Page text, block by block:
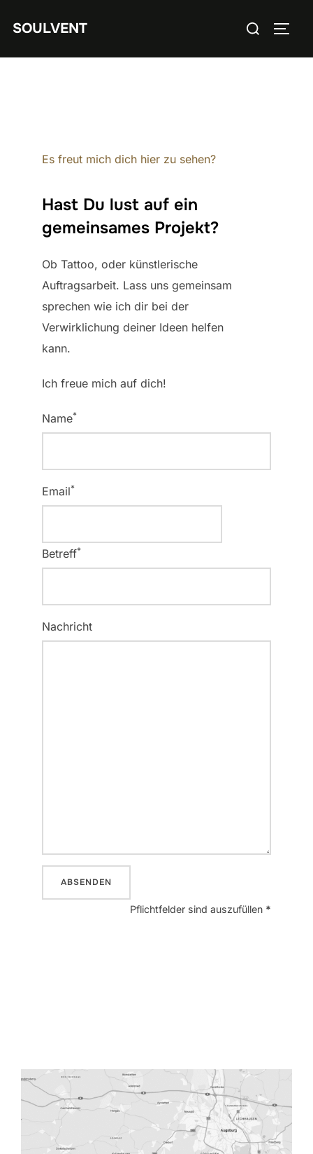
InhaltSOULVENT
Suchen
Es freut mich dich hier zu sehen?
Hast Du lust auf ein
gemeinsames Projekt?
Ob Tattoo, oder künstlerische
Auftragsarbeit. Lass uns gemeinsam
sprechen wie ich dir bei der
Verwirklichung deiner Ideen helfen
kann.
Ich freue mich auf dich!
Name*
Email*
Betreff*
Nachricht
Pflichtfelder sind auszufüllen *